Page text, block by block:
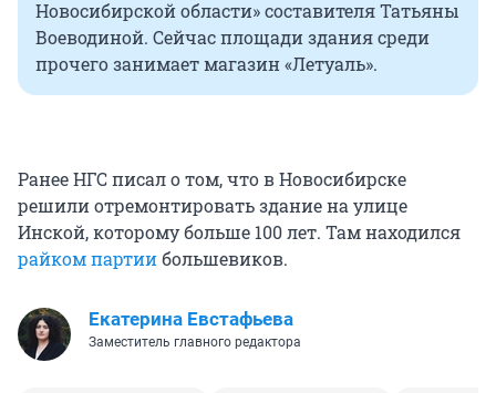
Новосибирской области» составителя Татьяны
Воеводиной. Сейчас площади здания среди
прочего занимает магазин «Летуаль».
Ранее НГС писал о том, что в Новосибирске
решили отремонтировать здание на улице
Инской, которому больше 100 лет. Там находился
райком партиибольшевиков.
Екатерина Евстафьева
Заместитель главного редактора